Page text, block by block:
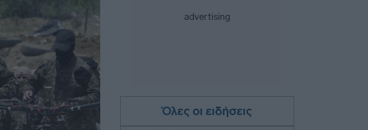
Όλες οι ειδήσεις